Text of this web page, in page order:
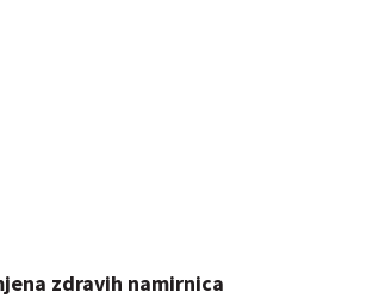
zdravih namirnica